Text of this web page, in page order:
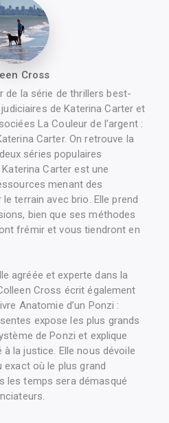
Cross
de la série de thrillers best-
de Katerina Carter et
La Couleur de l’argent :
Carter. On retrouve la
séries populaires
Carter est une
menant des
terrain avec brio. Elle prend
bien que ses méthodes
frémir et vous tiendront en
agréée et experte dans la
Cross écrit également
Anatomie d’un Ponzi :
expose les plus grands
de Ponzi et explique
la justice. Elle nous dévoile
où le plus grand
les temps sera démasqué